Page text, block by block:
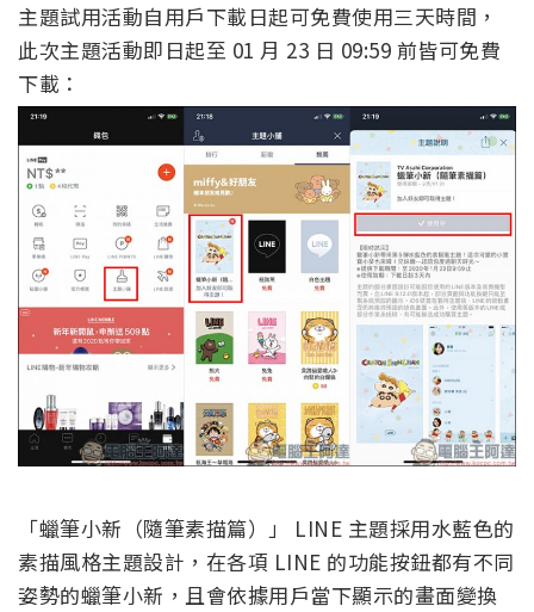
主題試用活動自用戶下載日起可免費使用三天時間，
此次主題活動即日起至 01 月 23 日 09:59 前皆可免費
下載：
「蠟筆小新（隨筆素描篇）」 LINE 主題採用水藍色的
素描風格主題設計，在各項 LINE 的功能按鈕都有不同
姿勢的蠟筆小新，且會依據用戶當下顯示的畫面變換